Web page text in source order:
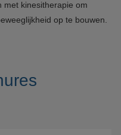
met kinesitherapie om
op te bouwen.